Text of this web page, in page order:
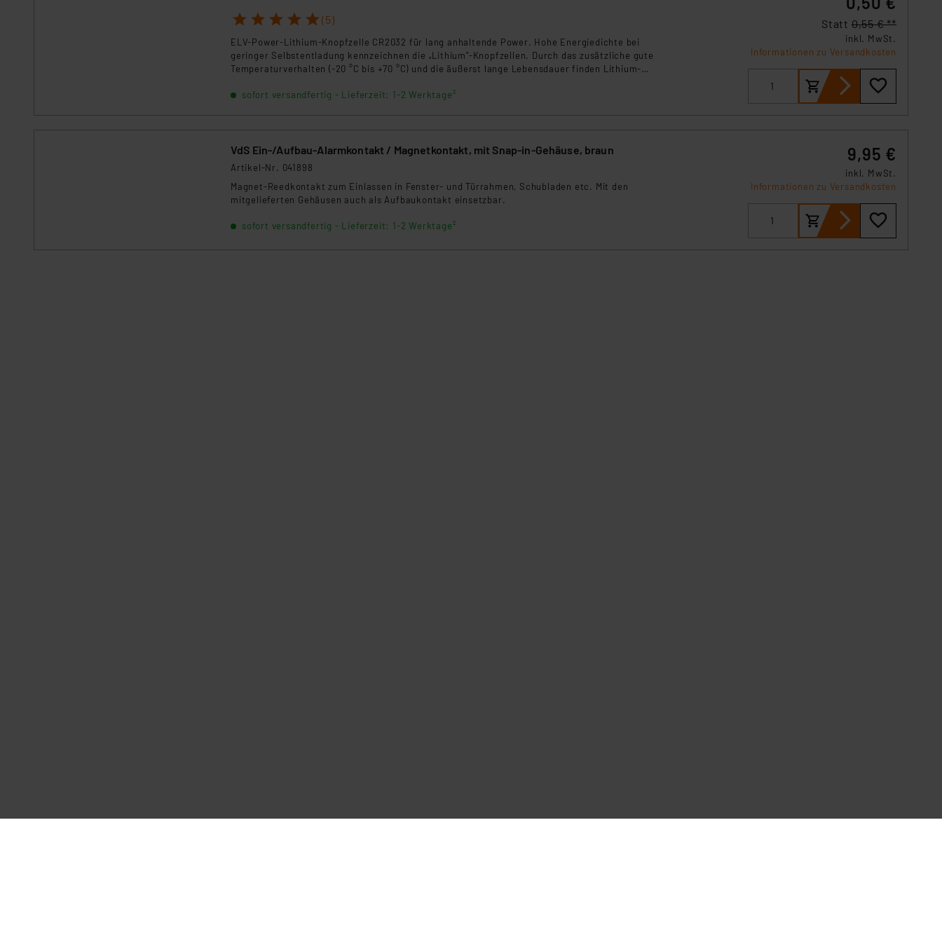
Kommission sowie einer eigenen Beurteilung der mit der Datenübermittlung, insbesondere der Art der übermittelten
Daten, verbundenen Risiken.“
Impressum|Datenschutzerklärung
1 2 3 4 5 (5)
ELV-Power-Lithium-Knopfzelle CR2032 für lang anhaltende Power. Hohe Energiedichte bei
geringer Selbstentladung kennzeichnen die „Lithium”-Knopfzellen. Durch das zusätzliche gute
Temperaturverhalten (-20 °C bis +70 °C) und die äußerst lange Lebensdauer finden Lithium-
sofort versandfertig - Lieferzeit: 1-2 Werktage²
Statt 0,55 € **
inkl. MwSt.
Informationen zu Versandkosten
VdS Ein-/Aufbau-Alarmkontakt / Magnetkontakt, mit Snap-in-Gehäuse, braun
Artikel-Nr. 041898
Magnet-Reedkontakt zum Einlassen in Fenster- und Türrahmen, Schubladen etc. Mit den
mitgelieferten Gehäusen auch als Aufbaukontakt einsetzbar.
sofort versandfertig - Lieferzeit: 1-2 Werktage²
9,95 €
inkl. MwSt.
Informationen zu Versandkosten